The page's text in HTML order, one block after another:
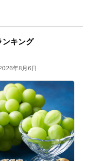
ンキング
年8月6日